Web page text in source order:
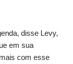
disse Levy,
em sua
com esse